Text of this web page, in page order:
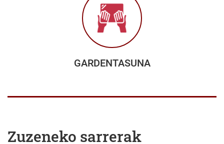
GARDENTASUNA
Zuzeneko sarrerak